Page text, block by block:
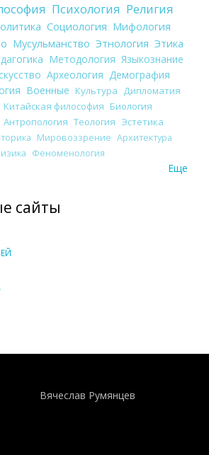
Психология Религия
Социология Мифология
Мусульманство Этнология Этика
Методология Языкознание
Археология Демография
Военные Культура
Дипломатия
Китайская философия Биология
Антропология Теология Эстетика
Мировоззрение Архитектура
Феноменология
Еще
сайты
Вячеслав Румянцев